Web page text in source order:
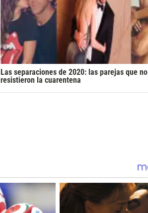
Las separaciones de 2020: las parejas que no
resistieron la cuarentena